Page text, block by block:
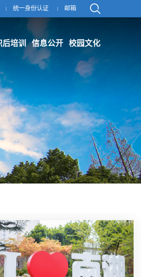
统一身份认证 邮箱
后培训 信息公开 校园文化